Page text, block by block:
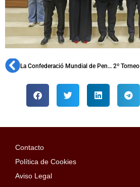
La Confederació Mundial de Penyes recibe a la plataforma ‘Som un Clam’ en su Plenario
Contacto
Política de Cookies
Aviso Legal